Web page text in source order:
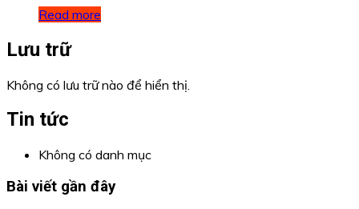
Read more
Lưu trữ
Không có lưu trữ nào để hiển thị.
Tin tức
Không có danh mục
Bài viết gần đây